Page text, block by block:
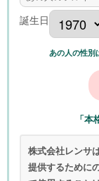
誕生日
あの人の性別
「
株式会社レンサ
提供するために